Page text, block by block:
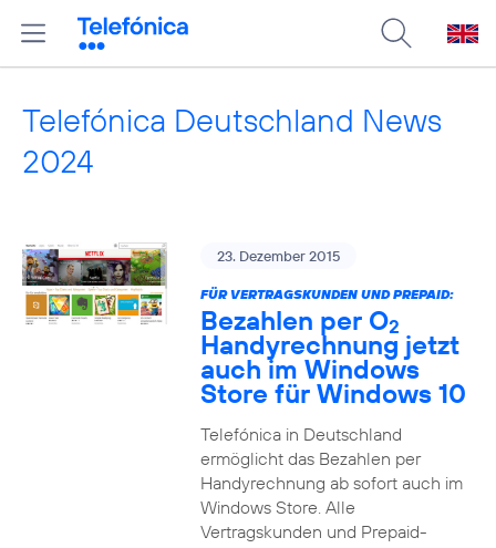
Telefónica Deutschland News
2024
23. Dezember 2015
FÜR VERTRAGSKUNDEN UND PREPAID:
Bezahlen per O2
Handyrechnung jetzt
auch im Windows
Store für Windows 10
Telefónica in Deutschland
ermöglicht das Bezahlen per
Handyrechnung ab sofort auch im
Windows Store. Alle
Vertragskunden und Prepaid-